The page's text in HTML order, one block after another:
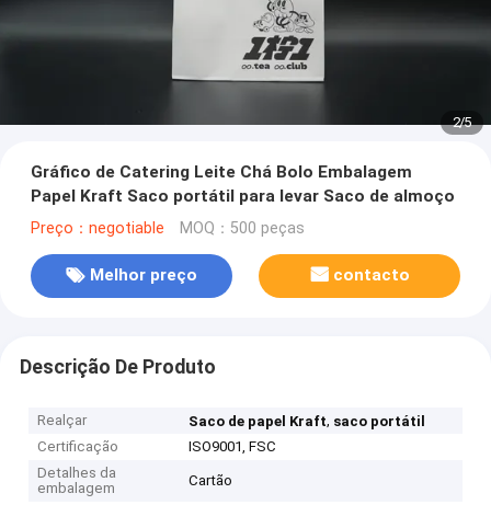
2/5
Gráfico de Catering Leite Chá Bolo Embalagem
Papel Kraft Saco portátil para levar Saco de almoço
Preço：negotiable MOQ：500 peças
Melhor preço contacto
Descrição De Produto
Realçar Saco de papel Kraft, saco portátil
Certificação
ISO9001, FSC
Detalhes da
embalagem
Cartão